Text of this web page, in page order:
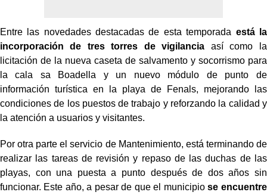
Entre las novedades destacadas de esta temporada está la
incorporación de tres torres de vigilancia así como la
licitación de la nueva caseta de salvamento y socorrismo para
la cala sa Boadella y un nuevo módulo de punto de
información turística en la playa de Fenals, mejorando las
condiciones de los puestos de trabajo y reforzando la calidad y
la atención a usuarios y visitantes.
Por otra parte el servicio de Mantenimiento, está terminando de
realizar las tareas de revisión y repaso de las duchas de las
playas, con una puesta a punto después de dos años sin
funcionar. Este año, a pesar de que el municipiose encuentre